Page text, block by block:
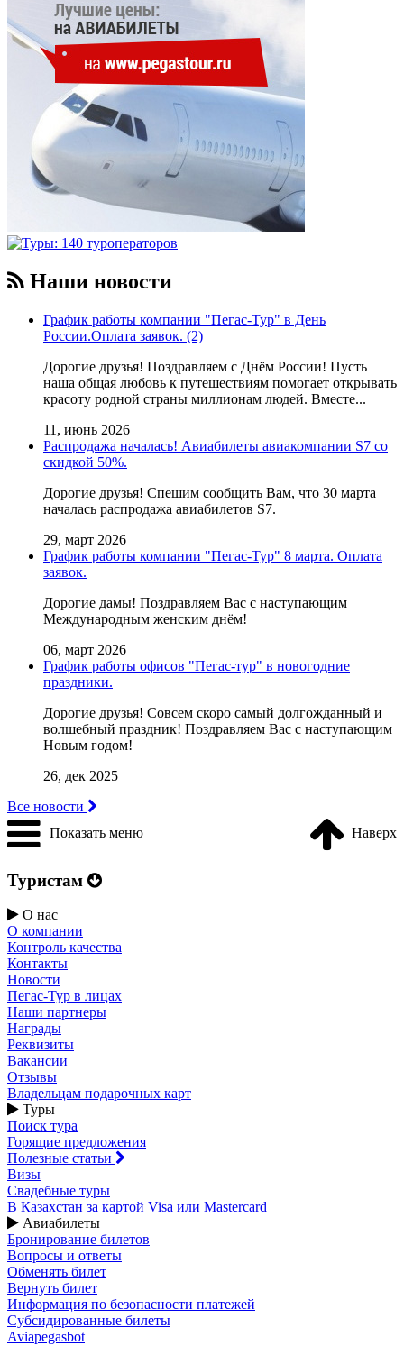
Наши новости
График работы компании "Пегас-Тур" в День
России.Оплата заявок. (2)
Дорогие друзья! Поздравляем с Днём России! Пусть
наша общая любовь к путешествиям помогает открывать
красоту родной страны миллионам людей. Вместе...
11, июнь 2026
Распродажа началась! Авиабилеты авиакомпании S7 со
скидкой 50%.
Дорогие друзья! Cпешим сообщить Вам, что 30 марта
началась распродажа авиабилетов S7.
29, март 2026
График работы компании "Пегас-Тур" 8 марта. Оплата
заявок.
Дорогие дамы! Поздравляем Вас с наступающим
Международным женским днём!
06, март 2026
График работы офисов "Пегас-тур" в новогодние
праздники.
Дорогие друзья! Совсем скоро самый долгожданный и
волшебный праздник! Поздравляем Вас с наступающим
Новым годом!
26, дек 2025
Все новости
Показать меню
Наверх
Туристам
О нас
О компании
Контроль качества
Контакты
Новости
Пегас-Тур в лицах
Наши партнеры
Награды
Реквизиты
Вакансии
Отзывы
Владельцам подарочных карт
Туры
Поиск тура
Горящие предложения
Полезные статьи
Визы
Свадебные туры
В Казахстан за картой Visa или Masterсard
Авиабилеты
Бронирование билетов
Вопросы и ответы
Обменять билет
Вернуть билет
Информация по безопасности платежей
Субсидированные билеты
Aviapegasbot